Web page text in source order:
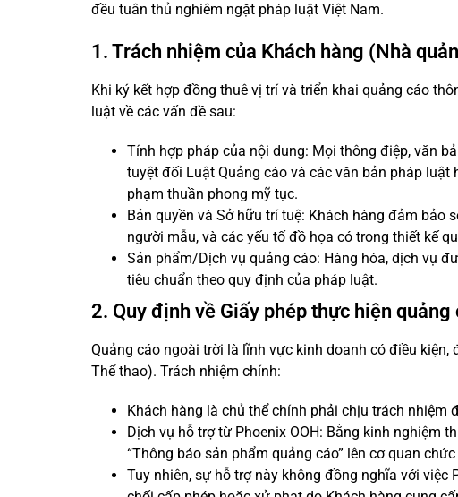
đều tuân thủ nghiêm ngặt pháp luật Việt Nam.
1. Trách nhiệm của Khách hàng (Nhà
Khi ký kết hợp đồng thuê vị trí và triển khai quảng cáo
luật về các vấn đề sau:
Tính hợp pháp của nội dung: Mọi thông điệp, văn
tuyệt đối Luật Quảng cáo và các văn bản pháp
phạm thuần phong mỹ tục.
Bản quyền và Sở hữu trí tuệ: Khách hàng đảm
người mẫu, và các yếu tố đồ họa có trong thiết kế
Sản phẩm/Dịch vụ quảng cáo: Hàng hóa, dịch vụ
tiêu chuẩn theo quy định của pháp luật.
2. Quy định về Giấy phép thực hiện quảng
Quảng cáo ngoài trời là lĩnh vực kinh doanh có điều
Thể thao). Trách nhiệm chính:
Khách hàng là chủ thể chính phải chịu trách
Dịch vụ hỗ trợ từ Phoenix OOH: Bằng kinh nghiệm
“Thông báo sản phẩm quảng cáo” lên cơ quan
Tuy nhiên, sự hỗ trợ này không đồng nghĩa với